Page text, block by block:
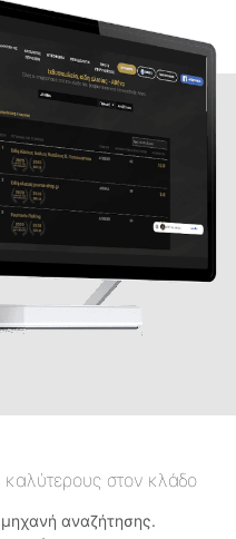
καλύτερους στον κλάδο
αναζήτησης.